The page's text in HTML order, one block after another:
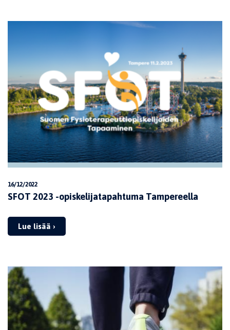
16/12/2022
SFOT 2023 -opiskelijatapahtuma Tampereella
Lue lisää ›